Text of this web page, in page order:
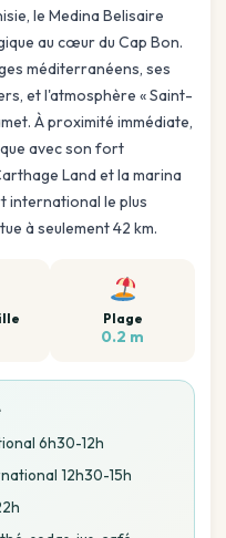
le Medina Belisaire
au cœur du Cap Bon.
méditerranéens, ses
et l'atmosphère « Saint-
À proximité immédiate,
avec son fort
Land et la marina
international le plus
à seulement 42 km.
Plage
0.2 m
6h30-12h
12h30-15h